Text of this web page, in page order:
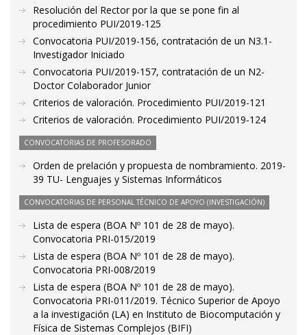
Resolución del Rector por la que se pone fin al
procedimiento PUI/2019-125
Convocatoria PUI/2019-156, contratación de un N3.1-
Investigador Iniciado
Convocatoria PUI/2019-157, contratación de un N2-
Doctor Colaborador Junior
Criterios de valoración. Procedimiento PUI/2019-121
Criterios de valoración. Procedimiento PUI/2019-124
CONVOCATORIAS DE PROFESORADO
Orden de prelación y propuesta de nombramiento. 2019-
39 TU- Lenguajes y Sistemas Informáticos
CONVOCATORIAS DE PERSONAL TÉCNICO DE APOYO (INVESTIGACIÓN)
Lista de espera (BOA Nº 101 de 28 de mayo).
Convocatoria PRI-015/2019
Lista de espera (BOA Nº 101 de 28 de mayo).
Convocatoria PRI-008/2019
Lista de espera (BOA Nº 101 de 28 de mayo).
Convocatoria PRI-011/2019. Técnico Superior de Apoyo
a la investigación (LA) en Instituto de Biocomputación y
Física de Sistemas Complejos (BIFI)